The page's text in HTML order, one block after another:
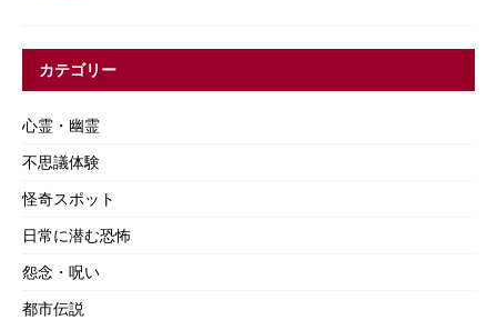
カテゴリー
心霊・幽霊
不思議体験
怪奇スポット
日常に潜む恐怖
怨念・呪い
都市伝説